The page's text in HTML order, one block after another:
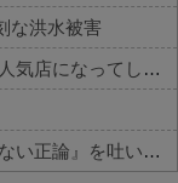
な洪水被害
【動画】 町の中華料理屋さん、娘の採用で人気店になってしまう
【画像】 全身入れ墨の彫り師、『とんでもない正論』を吐いて30万再生されてしまうｗｗｗｗｗｗｗ